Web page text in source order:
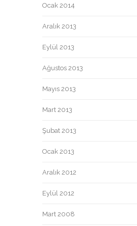
Ocak 2014
Aralık 2013
Eylül 2013
Ağustos 2013
Mayıs 2013
Mart 2013
Şubat 2013
Ocak 2013
Aralık 2012
Eylül 2012
Mart 2008